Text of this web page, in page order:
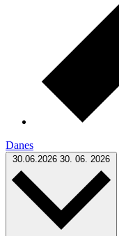
Danes
30.06.2026 30. 06. 2026